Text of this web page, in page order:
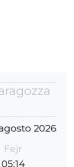
2026
Fejr
05:14